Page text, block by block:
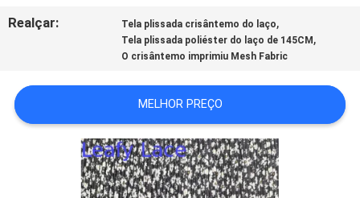
MAPA
POLÍTICA
PRIVACIDADE
Realçar: Tela plissada crisântemo do laço,
Tela plissada poliéster do laço de 145CM ,
O crisântemo imprimiu Mesh Fabric
MELHOR PREÇO